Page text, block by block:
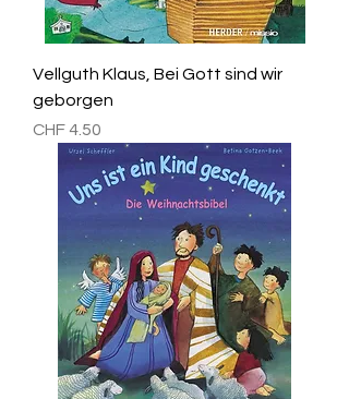
Vellguth Klaus, Bei Gott sind wir
geborgen
Preis
CHF 4.50